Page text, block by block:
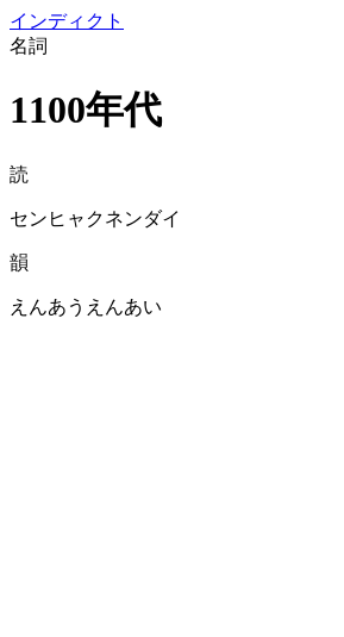
インディクト
名詞
1100年代
読
センヒャクネンダイ
韻
えんあうえんあい